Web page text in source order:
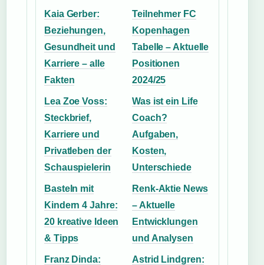
Kaia Gerber:
Beziehungen,
Gesundheit und
Karriere – alle
Fakten
Teilnehmer FC
Kopenhagen
Tabelle – Aktuelle
Positionen
2024/25
Lea Zoe Voss:
Steckbrief,
Karriere und
Privatleben der
Schauspielerin
Was ist ein Life
Coach?
Aufgaben,
Kosten,
Unterschiede
Basteln mit
Kindern 4 Jahre:
20 kreative Ideen
& Tipps
Renk-Aktie News
– Aktuelle
Entwicklungen
und Analysen
Franz Dinda:
Astrid Lindgren: